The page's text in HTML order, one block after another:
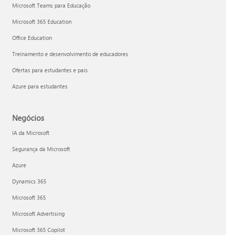
Microsoft Teams para Educação
Microsoft 365 Education
Office Education
Treinamento e desenvolvimento de educadores
Ofertas para estudantes e pais
Azure para estudantes
Negócios
IA da Microsoft
Segurança da Microsoft
Azure
Dynamics 365
Microsoft 365
Microsoft Advertising
Microsoft 365 Copilot